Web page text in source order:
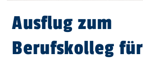
Ausflug zum
Berufskolleg für